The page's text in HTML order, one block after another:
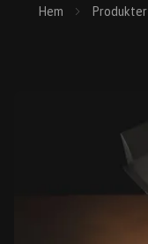
Hem Produkter